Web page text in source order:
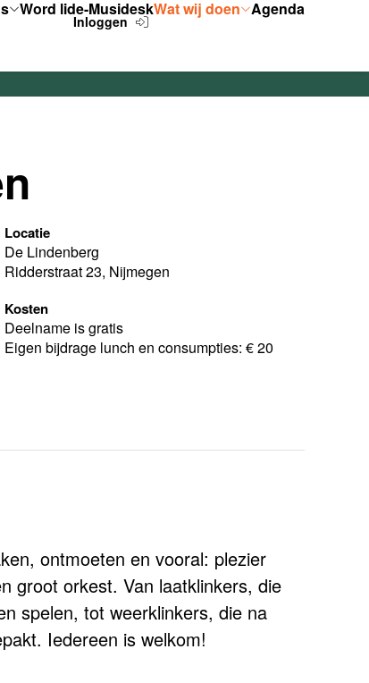
Word lide-MusideskWat wij doen Agenda
Inloggen
Locatie
De Lindenberg
Ridderstraat 23, Nijmegen
Kosten
Deelname is gratis
Eigen bijdrage lunch en consumpties: € 20
ontmoeten en vooral: plezier
groot orkest. Van laatklinkers, die
spelen, tot weerklinkers, die na
Iedereen is welkom!